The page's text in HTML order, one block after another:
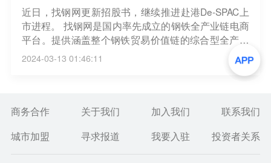
近日，找钢网更新招股书，继续推进赴港De-SPAC上
市进程。 找钢网是国内率先成立的钢铁全产业链电商
平台。提供涵盖整个钢铁贸易价值链的综合型全产业
链服务，包括钢铁贸易、物流、仓储加工以及供应链
2024-03-13 01:46:11
商务合作 关于我们 加入我们
联系我们
城市加盟
寻求报道 我要入驻 投资者关系